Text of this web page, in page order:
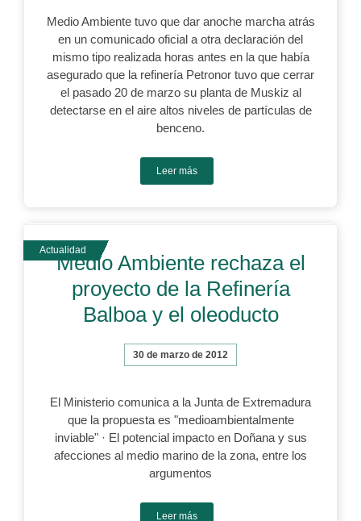
Medio Ambiente tuvo que dar anoche marcha atrás
en un comunicado oficial a otra declaración del
mismo tipo realizada horas antes en la que había
asegurado que la refinería Petronor tuvo que cerrar
el pasado 20 de marzo su planta de Muskiz al
detectarse en el aire altos niveles de partículas de
benceno.
Leer más
Medio Ambiente rechaza el
proyecto de la Refinería
Balboa y el oleoducto
30 de marzo de 2012
El Ministerio comunica a la Junta de Extremadura
que la propuesta es "medioambientalmente
inviable" · El potencial impacto en Doñana y sus
afecciones al medio marino de la zona, entre los
argumentos
Leer más